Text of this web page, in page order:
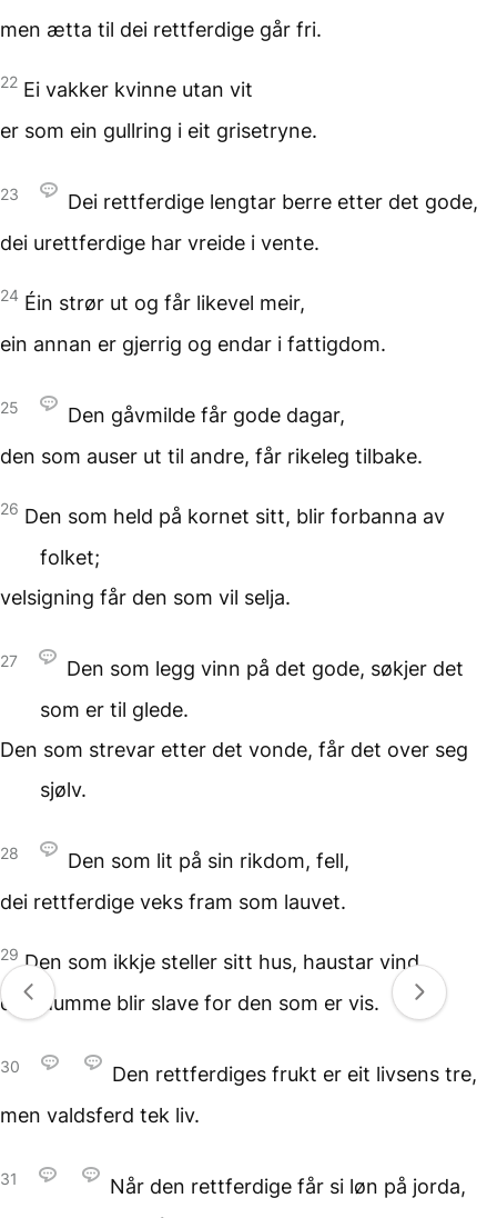
men ætta til dei rettferdige går fri.
22 Ei vakker kvinne utan vit
er som ein gullring i eit grisetryne.
23 Dei rettferdige lengtar berre etter det gode,
dei urettferdige har vreide i vente.
24 Éin strør ut og får likevel meir,
ein annan er gjerrig og endar i fattigdom.
25
Den gåvmilde får gode dagar,
den som auser ut til andre, får rikeleg tilbake.
26 Den som held på kornet sitt, blir forbanna av
folket;
velsigning får den som vil selja.
27 Den som legg vinn på det gode, søkjer det
som er til glede.
Den som strevar etter det vonde, får det over seg
sjølv.
28 Den som lit på sin rikdom, fell,
dei rettferdige veks fram som lauvet.
29 Den som ikkje steller sitt hus, haustar vind,
den dumme blir slave for den som er vis.
30 Den rettferdiges frukt er eit livsens tre,
men valdsferd tek liv.
31 Når den rettferdige får si løn på jorda,